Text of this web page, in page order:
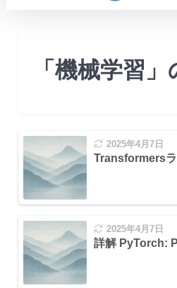
「機械学習
2025年4月7日
Transformersラ
2025年4月7日
詳解 PyTorch: